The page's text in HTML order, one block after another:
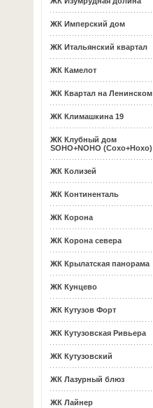
ЖК Имперский дом
ЖК Итальянский квартал
ЖК Камелот
ЖК Квартал на Ленинском
ЖК Климашкина 19
ЖК Клубный дом
SOHO+NOHO (Сохо+Нохо)
ЖК Колизей
ЖК Континенталь
ЖК Корона
ЖК Корона севера
ЖК Крылатская панорама
ЖК Кунцево
ЖК Кутузов Форт
ЖК Кутузовская Ривьера
ЖК Кутузовский
ЖК Лазурный блюз
ЖК Лайнер